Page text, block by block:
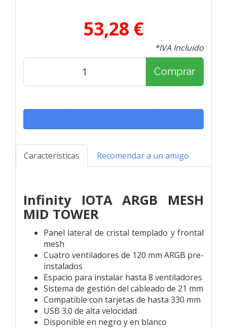
53,28 €
*IVA Incluido
Comprar
Características Recomendar a un amigo
Infinity IOTA ARGB MESH
MID TOWER
Panel lateral de cristal templado y frontal
mesh
Cuatro ventiladores de 120 mm ARGB pre-
instalados
Espacio para instalar hasta 8 ventiladores
Sistema de gestión del cableado de 21 mm
Compatible con tarjetas de hasta 330 mm
USB 3.0 de alta velocidad
Disponible en negro y en blanco